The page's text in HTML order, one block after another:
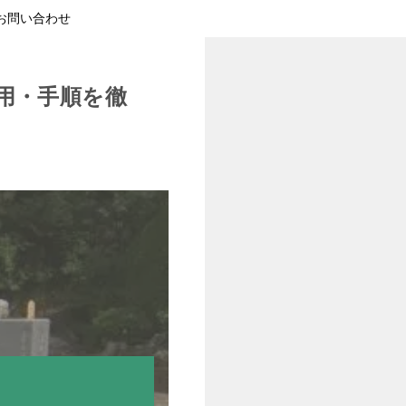
問い合わせ
・手順を徹